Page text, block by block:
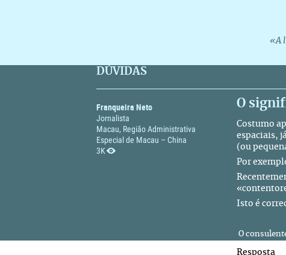
«A
DÚVIDAS
Franqueira Neto
Jornalista
Macau, Região Administrativa
Especial de Macau – China
3K
O
Costumo
espaciais,
(ou
Por
Isto é
O
Resposta